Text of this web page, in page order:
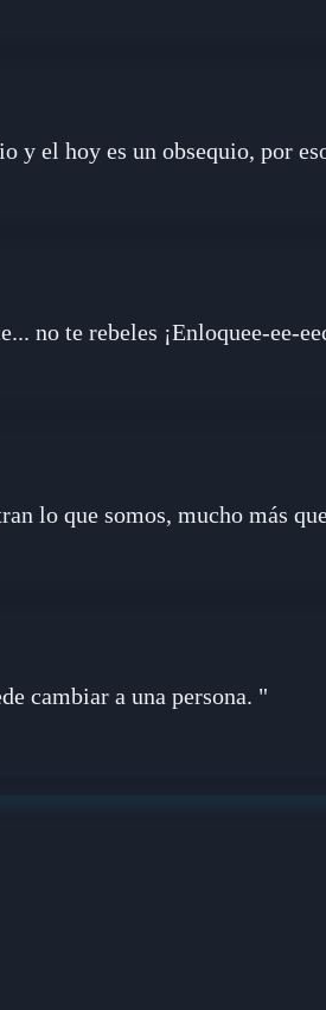
y el hoy es un obsequio, por
no te rebeles ¡Enloquee-ee-
lo que somos, mucho más
cambiar a una persona. "